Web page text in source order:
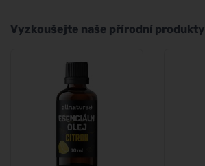
Vyzkoušejte naše přírodní produkty